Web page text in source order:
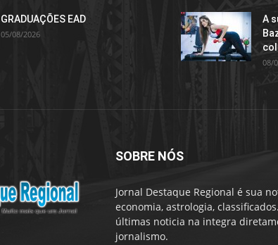
GRADUAÇÕES EAD
05/08/2026
A
08/
SOBRE NÓS
Jornal Destaque Regional é sua
economia, astrologia,
últimas noticia na integra
jornalismo.